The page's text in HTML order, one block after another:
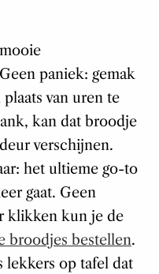
paniek: gemak
van uren te
kan dat broodje
verschijnen.
het ultieme go-to
gaat. Geen
klikken kun je de
broodjes bestellen.
lekkers op tafel dat